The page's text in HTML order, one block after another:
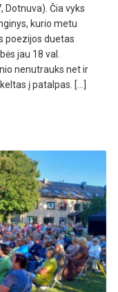
Dotnuva). Čia vyks
kurio metu
poezijos duetas
jau 18 val.
nenutrauks net ir
į patalpas. […]